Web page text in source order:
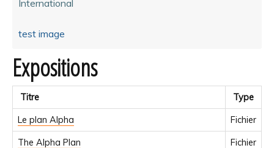
International
test image
Expositions
Titre Type
Le plan Alpha Fichier
The Alpha Plan Fichier